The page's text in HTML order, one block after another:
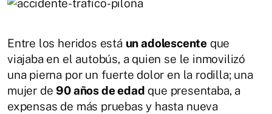
Entre los heridos está un adolescenteque
viajaba en el autobús, a quien se le inmovilizó
una pierna por un fuerte dolor en la rodilla; una
mujer de 90 años de edad que presentaba, a
expensas de más pruebas y hasta nueva